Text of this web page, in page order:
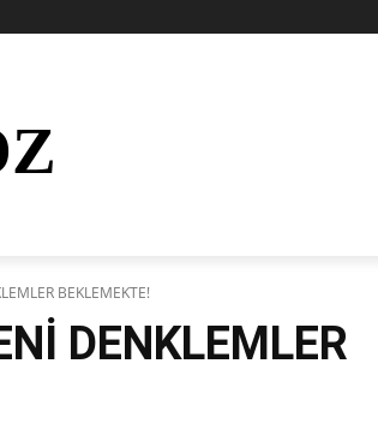
BEKLEMEKTE!
DENKLEMLER